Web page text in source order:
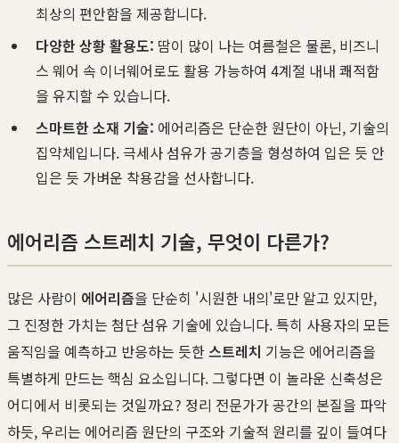
최상의 편안함을 제공합니다.
다양한 상황 활용도: 땀이 많이 나는 여름철은 물론, 비즈니
스 웨어 속 이너웨어로도 활용 가능하여 4계절 내내 쾌적함
을 유지할 수 있습니다.
스마트한 소재 기술: 에어리즘은 단순한 원단이 아닌, 기술의
집약체입니다. 극세사 섬유가 공기층을 형성하여 입은 듯 안
입은 듯 가벼운 착용감을 선사합니다.
에어리즘 스트레치 기술, 무엇이 다른가?
많은 사람이 에어리즘을 단순히 '시원한 내의'로만 알고 있지만,
그 진정한 가치는 첨단 섬유 기술에 있습니다. 특히 사용자의 모든
움직임을 예측하고 반응하는 듯한스트레치 기능은 에어리즘을
특별하게 만드는 핵심 요소입니다. 그렇다면 이 놀라운 신축성은
어디에서 비롯되는 것일까요? 정리 전문가가 공간의 본질을 파악
하듯, 우리는 에어리즘 원단의 구조와 기술적 원리를 깊이 들여다